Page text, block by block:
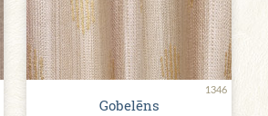
1346
Gobelēns